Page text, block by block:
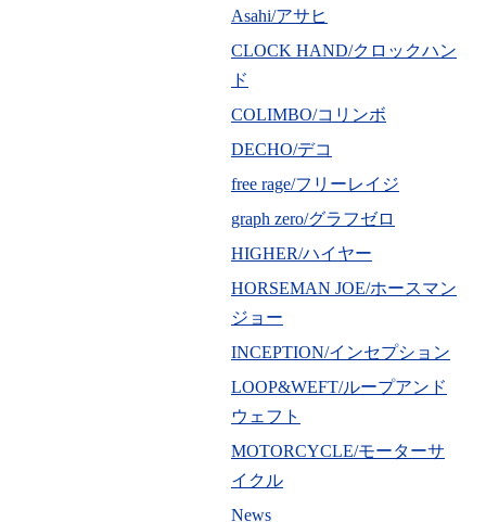
Asahi/アサヒ
CLOCK HAND/クロックハン
ド
COLIMBO/コリンボ
DECHO/デコ
free rage/フリーレイジ
graph zero/グラフゼロ
HIGHER/ハイヤー
HORSEMAN JOE/ホースマン
ジョー
INCEPTION/インセプション
LOOP&WEFT/ループアンド
ウェフト
MOTORCYCLE/モーターサ
イクル
News